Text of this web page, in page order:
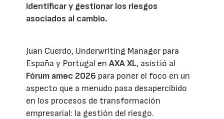
identificar y gestionar los riesgos
asociados al cambio.
Juan Cuerdo, Underwriting Manager para
España y Portugal enAXA XL, asistió al
Fórum amec 2026 para poner el foco en un
aspecto que a menudo pasa desapercibido
en los procesos de transformación
empresarial: la gestión del riesgo.